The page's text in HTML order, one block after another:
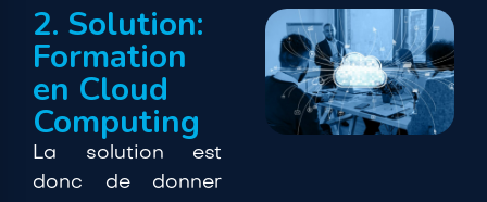
2. Solution:
Formation
en Cloud
Computing
La solution est
donc de donner